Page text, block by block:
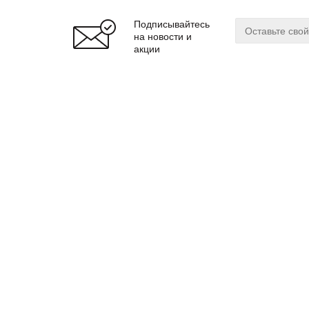
Подписывайтесь
на новости и
акции